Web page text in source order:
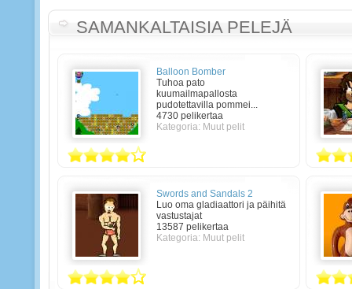
SAMANKALTAISIA PELEJÄ
Balloon Bomber
Tuhoa pato
kuumailmapallosta
pudotettavilla pommei...
4730 pelikertaa
Kategoria: Muut pelit
Swords and Sandals 2
Luo oma gladiaattori ja päihitä
vastustajat
13587 pelikertaa
Kategoria: Muut pelit